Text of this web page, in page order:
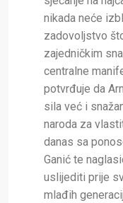
nikada neće
zadovoljstvo
zajedničkim
centralne
potvrđuje da
sila već i
naroda za
danas sa
Ganić te
uslijediti prije
mlađih